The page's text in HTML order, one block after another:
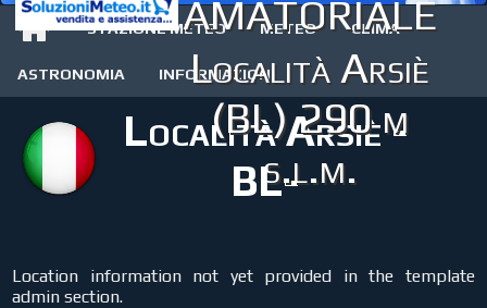
Località Arsiè
(BL) 290 m
s.l.m.
STAZIONE METEO METEO CLIMA
ASTRONOMIA INFORMAZIONI
Località Arsiè -
BL-
Location information not yet provided in the template
admin section.